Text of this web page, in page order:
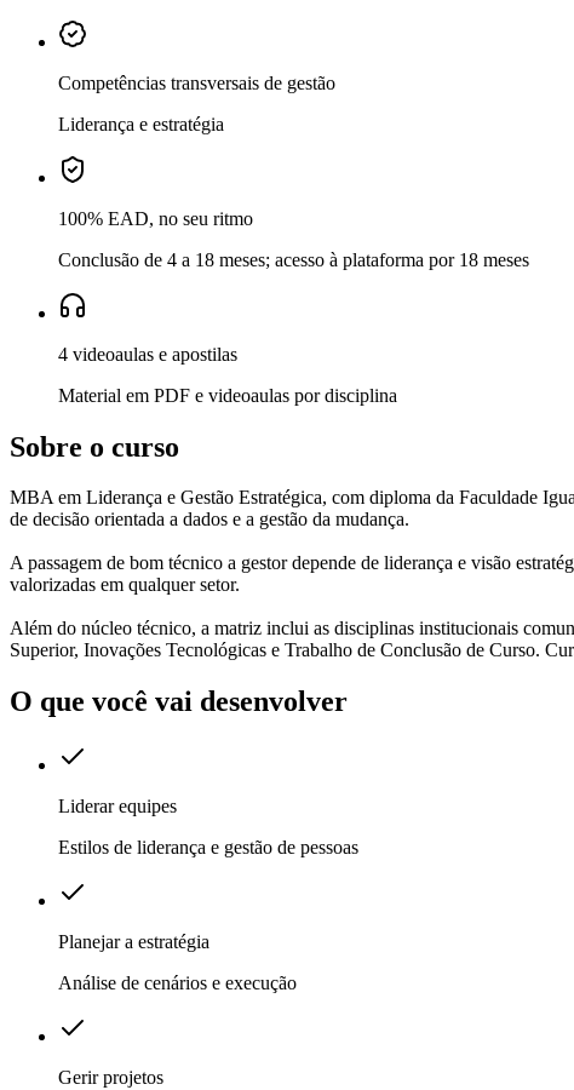
Competências transversais de gestão
Liderança e estratégia
100% EAD, no seu ritmo
Conclusão de 4 a 18 meses; acesso à plataforma por 18 meses
4 videoaulas e apostilas
Material em PDF e videoaulas por disciplina
Sobre o curso
MBA em Liderança e Gestão Estratégica, com diploma da Faculdade
de decisão orientada a dados e a gestão da mudança.
A passagem de bom técnico a gestor depende de liderança e visão
valorizadas em qualquer setor.
Além do núcleo técnico, a matriz inclui as disciplinas institucionais
Superior, Inovações Tecnológicas e Trabalho de Conclusão de Curso.
O que você vai desenvolver
Liderar equipes
Estilos de liderança e gestão de pessoas
Planejar a estratégia
Análise de cenários e execução
Gerir projetos